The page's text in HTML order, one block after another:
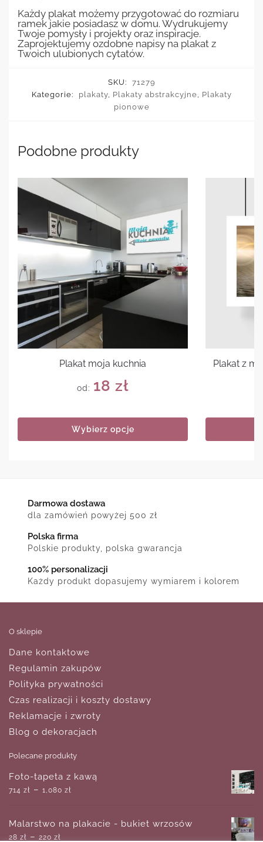
Każdy plakat możemy przygotować do rozmiaru
ramek jakie posiadasz w domu. Wydrukujemy
Twoje pomysły i projekty oraz inspiracje.
Zaprojektujemy ozdobne napisy na plakat z
Twoich ulubionych cytatów.
SKU:
71279
Kategorie:
plakaty, Plakaty abstrakcyjne
Plakaty
pionowe
Podobne produkty
Plakat moja kuchnia
od: 18 zł
Wybierz opcje
Plakat z
Darmowa dostawa
dla zamówień powyżej 500 zł
Polska firma
Polskie produkty, polska gwarancja
100% personalizacji
Każdy produkt dopasujemy wymiarem i kolorem
O sklepie
Dane kontaktowe
Regulamin zakupów
Polityka prywatności
Czas realizacji i koszty dostawy
Reklamacje i zwroty
Blog o dekoracjach
Polecane produkty
Foto-tapeta z kawą
714 zł – 1,080 zł
Malarstwo na plakacie - bukiet wrzosów
28 zł – 220 zł